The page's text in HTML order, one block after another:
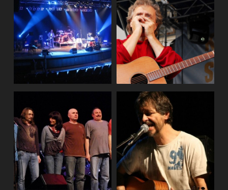
Natáčení DVD
Uherský Brod, DK
(2011)